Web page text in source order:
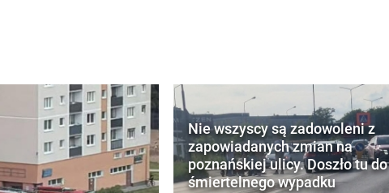
Nie wszyscy są zadowoleni z
zapowiadanych zmian na
poznańskiej ulicy. Doszło tu do
śmiertelnego wypadku